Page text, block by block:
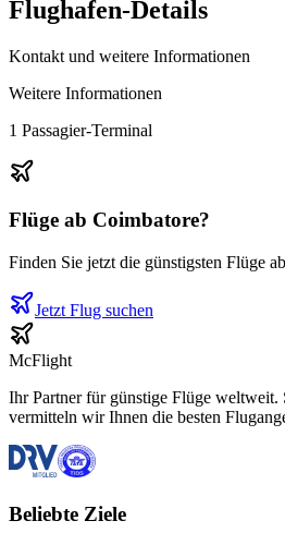
Flughafen-Details
Kontakt und weitere Informationen
Weitere Informationen
1 Passagier-Terminal
Flüge ab Coimbatore?
Finden Sie jetzt die günstigsten Flüge ab
Jetzt Flug suchen
McFlight
Ihr Partner für günstige Flüge weltweit.
vermitteln wir Ihnen die besten
Beliebte Ziele